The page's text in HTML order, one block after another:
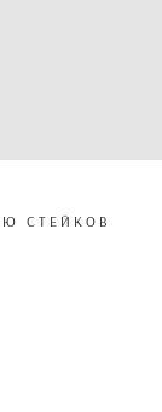
СТЕЙКОВ